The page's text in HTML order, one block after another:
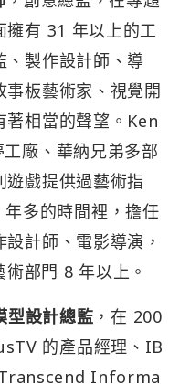
擁有 31 年以上的工
製作設計師、導
板藝術家、視覺開
著相當的聲望。Ken
廠、華納兄弟多部
戲提供過藝術指
多的時間裡，擔任
計師、電影導演，
部門 8 年以上。
設計總監 ，在 200
的產品經理、IB
Informa